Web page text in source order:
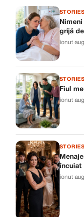
STORIES
grijă
ionut·
STORIES
Fiul
ionut·
STORIES
încuiat
ionut·